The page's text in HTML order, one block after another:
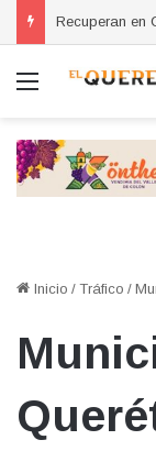
Menú
Inicio / Tráfico /